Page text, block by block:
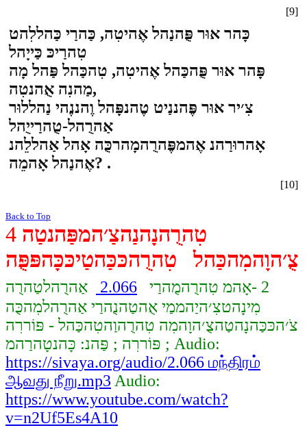
[9]
כָּהר אוּר פֻּהנַהל אֶהיטִה, כַּהרַי כַּהללִהט
טִהרַיכּ כַּייָהל
פָּהר אוּר פֻּהכַּהל אֶהיטִה, טִהכַּהל פַּהל מָה
מַהנִה אֻהנטִה,
צִ׳יר אוּר פֶּהננַיט טֶהנפָּהל וֶהננֶהי נַהללוּר
אַהרֻהל-טֻהרַייֻהל
אָהרוּרַהנ אֶהמפֶּהרֻהמָהרכֻּה אָהל אַהללֵהנ
אֶהנַהל אָהמֵה? .
[10]
Back to Top
4 טִהרֻהנָהנַהצַ׳המפַּהנטַה
צֻ׳הוָהמִהכַּהל טִהרֻהכּכַּהטַיכּכָּהפּפֻּה
2 -אָהמ טִהרֻהמֻהרַי 2.066
אַהרֻהלטַהרֻה
מִינָהטצִ׳היַהממַי אֻהטַהנֻהרַי אַהרֻהלמִהכֻּה
צֹ׳הכּכַּהנָהטַהצֻ׳הוָהמִה טִהרֻהוַהטִהכַּהל - פּוֹררִה
פּוֹררִה ; פַּהנ: כָּהנטָהרַהמ ; Audio:
https://sivaya.org/audio/2.066 மந்திரம்
ஆவது நீறு.mp3 Audio:
https://www.youtube.com/watch?
v=n2Uf5Es4A10